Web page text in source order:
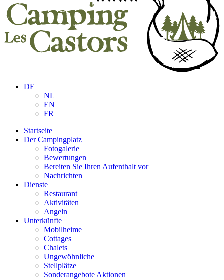
DE
NL
EN
FR
Startseite
Der Campingplatz
Fotogalerie
Bewertungen
Bereiten Sie Ihren Aufenthalt vor
Nachrichten
Dienste
Restaurant
Aktivitäten
Angeln
Unterkünfte
Mobilheime
Cottages
Chalets
Ungewöhnliche
Stellplätze
Sonderangebote Aktionen